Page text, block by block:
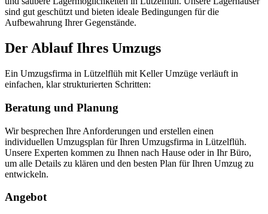
sind gut geschützt und bieten ideale Bedingungen für die
Aufbewahrung Ihrer Gegenstände.
Der Ablauf Ihres Umzugs
Ein Umzugsfirma in Lützelflüh mit Keller Umzüge verläuft in
einfachen, klar strukturierten Schritten:
Beratung und Planung
Wir besprechen Ihre Anforderungen und erstellen einen
individuellen Umzugsplan für Ihren Umzugsfirma in Lützelflüh.
Unsere Experten kommen zu Ihnen nach Hause oder in Ihr Büro,
um alle Details zu klären und den besten Plan für Ihren Umzug zu
entwickeln.
Angebot